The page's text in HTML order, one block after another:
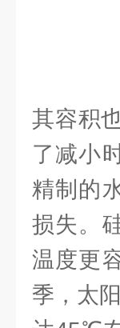
硅
仪
1
其容积
了减小
精制的
损失。
温度更
季，太